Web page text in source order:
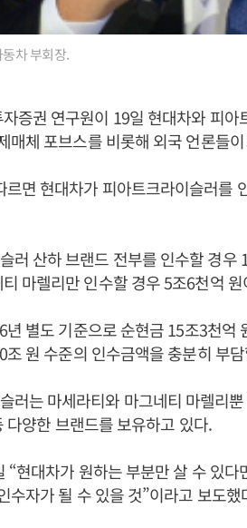
차 부회장.
증권 연구원이 19일 현대차와 피
매체 포브스를 비롯해 외국 언론들
르면 현대차가 피아트크라이슬러를
러 산하 브랜드 전부를 인수할 경
마렐리만 인수할 경우 5조6천억
년 별도 기준으로 순현금 15조3천억
조 원 수준의 인수금액을 충분히 부
러는 마세라티와 마그네티 마렐리
다양한 브랜드를 보유하고 있다.
“현대차가 원하는 부분만 살 수 있
수자가 될 수 있을 것”이라고 보도했